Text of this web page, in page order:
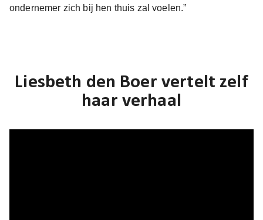
ondernemer zich bij hen thuis zal voelen.”
Liesbeth den Boer vertelt zelf
haar verhaal